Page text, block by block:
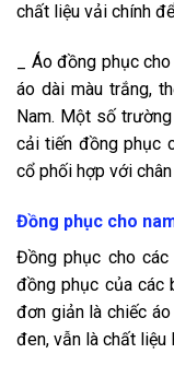
chất liệu vải chính
_ Áo đồng phục
áo dài màu trắng,
Nam. Một số
cải tiến đồng phục
cổ phối hợp với
Đồng phục cho
Đồng phục cho
đồng phục của các
đơn giản là chiếc
đen, vẫn là chất liệu